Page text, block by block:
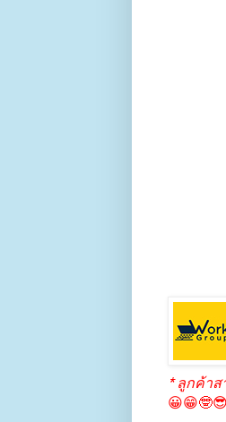
*ลูกค้าส